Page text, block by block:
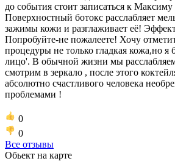
до события стоит записаться к
Поверхностный ботокс расслабляет
зажимы кожи и разглаживает её!
Попробуйте-не пожалеете! Хочу
процедуры не только гладкая кожа,но я
лицо'. В обычной жизни мы расслабляем
смотрим в зеркало , после этого
абсолютно счастливого человека
проблемами !
0
0
Все отзывы
Обьект на карте